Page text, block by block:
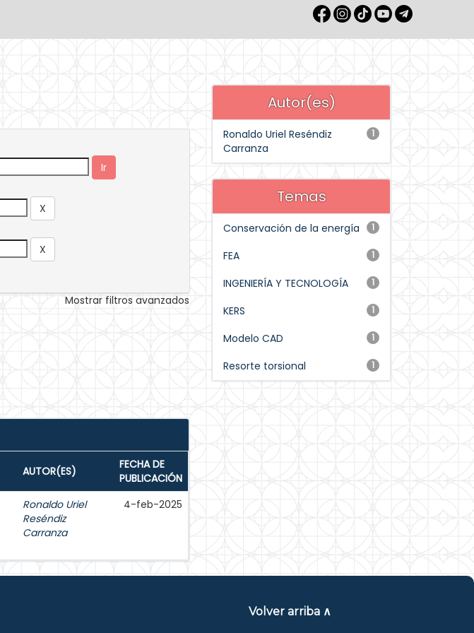
Mostrar filtros avanzados
AUTOR(ES)
FECHA DE
PUBLICACIÓN
Ronaldo Uriel
Reséndiz
Carranza
4-feb-2025
Autor(es)
1
Ronaldo Uriel Reséndiz
Carranza
Temas
1
Conservación de la energía
1
FEA
1
INGENIERÍA Y TECNOLOGÍA
1
KERS
1
Modelo CAD
1
Resorte torsional
Volver arriba ∧